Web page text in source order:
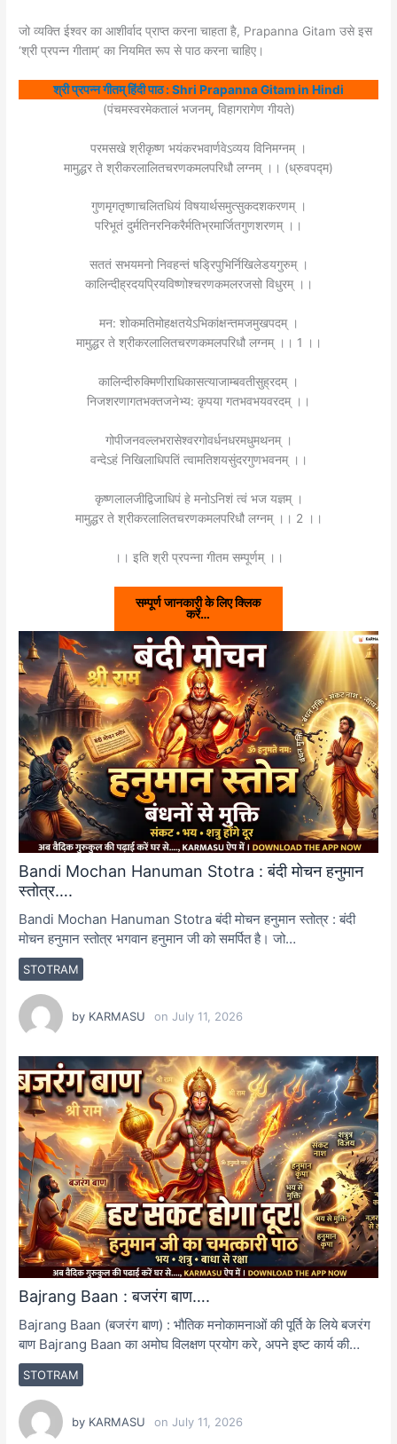
जो व्यक्ति ईश्वर का आशीर्वाद प्राप्त करना चाहता है, Prapanna Gitam उसे इस
‘श्री प्रपन्न गीताम्’ का नियमित रूप से पाठ करना चाहिए।
श्री प्रपन्न गीतम् हिंदी पाठ : Shri Prapanna Gitam in Hindi
(पंचमस्वरमेकतालं भजनम्, विहागरागेण गीयते)
परमसखे श्रीकृष्ण भयंकरभवार्णवेऽव्यय विनिमग्नम् ।
मामुद्धर ते श्रीकरलालितचरणकमलपरिधौ लग्नम् ।। (ध्रुवपद्म)
गुणमृगतृष्णाचलितधियं विषयार्थसमुत्सुकदशकरणम् ।
परिभूतं दुर्मतिनरनिकरैर्मतिभ्रमार्जितगुणशरणम् ।।
सततं सभयमनो निवहन्तं षड्रिपुभिर्निखिलेडयगुरुम् ।
कालिन्दीह्रदयप्रियविष्णोश्चरणकमलरजसो विधुरम् ।।
मन: शोकमतिमोहक्षतयेऽभिकांक्षन्तमजमुखपदम् ।
मामुद्धर ते श्रीकरलालितचरणकमलपरिधौ लग्नम् ।। 1 ।।
कालिन्दीरुक्मिणीराधिकासत्याजाम्बवतीसुह्रदम् ।
निजशरणागतभक्तजनेभ्य: कृपया गतभवभयवरदम् ।।
गोपीजनवल्लभरासेश्वरगोवर्धनधरमधुमथनम् ।
वन्देऽहं निखिलाधिपतिं त्वामतिशयसुंदरगुणभवनम् ।।
कृष्णलालजीद्विजाधिपं हे मनोऽनिशं त्वं भज यज्ञम् ।
मामुद्धर ते श्रीकरलालितचरणकमलपरिधौ लग्नम् ।। 2 ।।
।। इति श्री प्रपन्ना गीतम सम्पूर्णम् ।।
सम्पूर्ण जानकारी के लिए क्लिक
करें…
Bandi Mochan Hanuman Stotra : बंदी मोचन हनुमान
स्तोत्र….
STOTRAM
Bandi Mochan Hanuman Stotra बंदी मोचन हनुमान स्तोत्र : बंदी
मोचन हनुमान स्तोत्र भगवान हनुमान जी को समर्पित है। जो…
by KARMASU onJuly 11, 2026
Bajrang Baan : बजरंग बाण….
STOTRAM
Bajrang Baan (बजरंग बाण) : भौतिक मनोकामनाओं की पूर्ति के लिये बजरंग
बाण Bajrang Baan का अमोघ विलक्षण प्रयोग करे, अपने इष्ट कार्य की…
by KARMASU onJuly 11, 2026